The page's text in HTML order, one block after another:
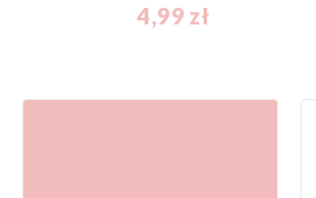
4,99 zł